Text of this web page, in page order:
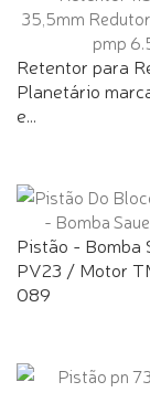
Retentor para
Planetário
e...
Pistão - Bomba
PV23 / Motor
089